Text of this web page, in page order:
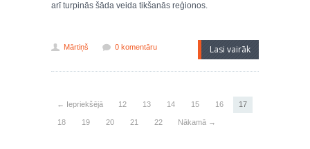
arī turpinās šāda veida tikšanās reģionos.
Mārtiņš 0 komentāru Lasi vairāk
← Iepriekšējā 12 13 14 15 16 17
18 19 20 21 22 Nākamā →